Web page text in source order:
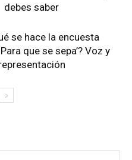
debes saber
se hace la encuesta
que se sepa’? Voz y